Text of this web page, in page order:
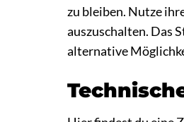
zu bleiben. Nutze
auszuschalten. Das
alternative